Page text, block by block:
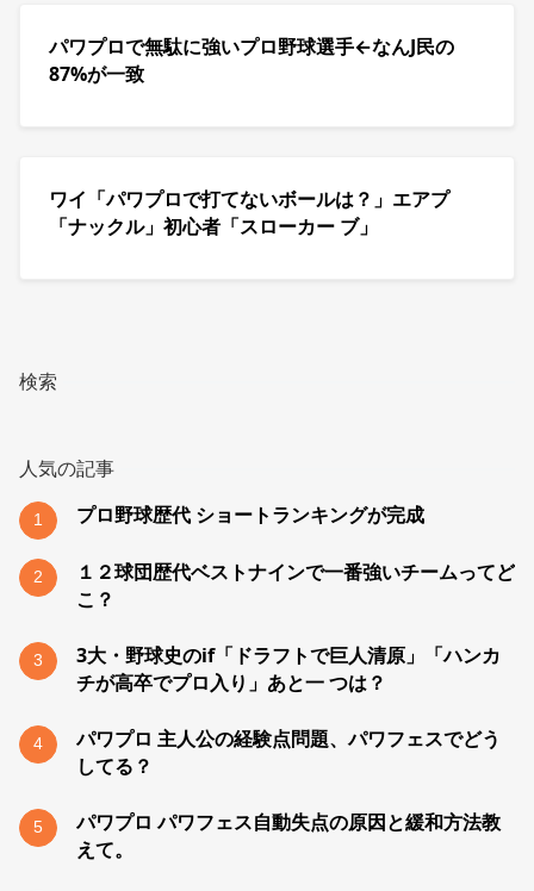
パワプロで無駄に強いプロ野球選手←なんJ民の
87%が一致
ワイ「パワプロで打てないボールは？」エアプ
「ナックル」初心者「スローカー ブ」
検索
人気の記事
1 プロ野球歴代 ショートランキングが完成
2
１２球団歴代ベストナインで一番強いチームってど
こ？
3
3大・野球史のif「ドラフトで巨人清原」「ハンカ
チが高卒でプロ入り」あと一 つは？
4
パワプロ 主人公の経験点問題、パワフェスでどう
してる？
5
パワプロ パワフェス自動失点の原因と緩和方法教
えて。